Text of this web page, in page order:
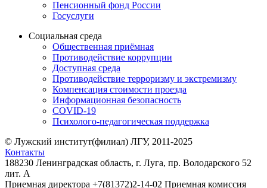
Пенсионный фонд России
Госуслуги
Социальная среда
Общественная приёмная
Противодействие коррупции
Доступная среда
Противодействие терроризму и экстремизму
Компенсация стоимости проезда
Информационная безопасность
COVID-19
Психолого-педагогическая поддержка
© Лужский институт(филиал) ЛГУ, 2011-2025
Контакты
188230 Ленинградская область, г. Луга, пр. Володарского 52
лит. А
Приемная директора +7(81372)2-14-02 Приемная комиссия